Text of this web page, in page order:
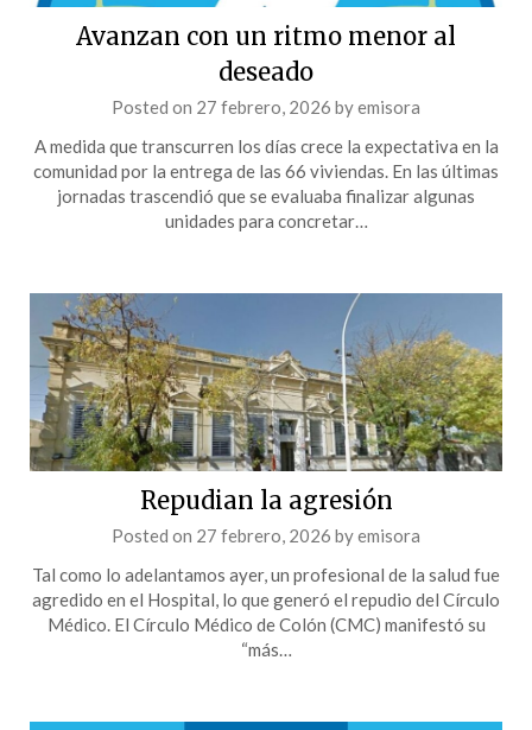
Avanzan con un ritmo menor al
deseado
Posted on 27 febrero, 2026 byemisora
A medida que transcurren los días crece la expectativa en la
comunidad por la entrega de las 66 viviendas. En las últimas
jornadas trascendió que se evaluaba finalizar algunas
unidades para concretar…
Repudian la agresión
Posted on 27 febrero, 2026 byemisora
Tal como lo adelantamos ayer, un profesional de la salud fue
agredido en el Hospital, lo que generó el repudio del Círculo
Médico. El Círculo Médico de Colón (CMC) manifestó su
“más…